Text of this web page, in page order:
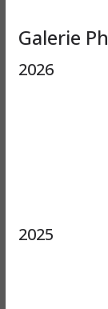
Galerie
2026
2025